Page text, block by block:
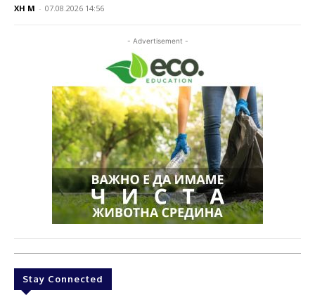
XH M - 07.08.2026 14:56
- Advertisement -
Stay Connected